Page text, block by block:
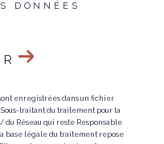
DONNÉES
enregistrées dans un fichier
traitant du traitement pour la
Réseau qui reste Responsable
base légale du traitement repose